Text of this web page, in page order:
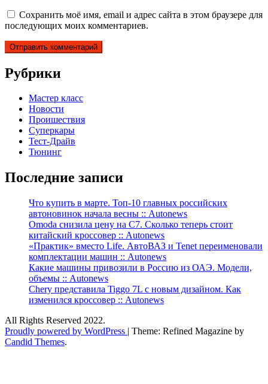
Сохранить моё имя, email и адрес сайта в этом браузере для
последующих моих комментариев.
Рубрики
Мастер класс
Новости
Проишествия
Суперкары
Тест-Драйв
Тюнинг
Последние записи
Что купить в марте. Топ-10 главных российских
автоновинок начала весны :: Autonews
Omoda снизила цену на C7. Сколько теперь стоит
китайский кроссовер :: Autonews
«Практик» вместо Life. АвтоВАЗ и Tenet переименовали
комплектации машин :: Autonews
Какие машины привозили в Россию из ОАЭ. Модели,
объемы :: Autonews
Chery представила Tiggo 7L с новым дизайном. Как
изменился кроссовер :: Autonews
All Rights Reserved 2022.
Proudly powered by WordPress | Theme: Refined Magazine by
Candid Themes.